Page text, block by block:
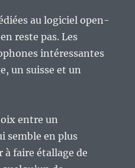
au logiciel open-
reste pas. Les
intéressantes
un suisse et un
entre un
semble en plus
faire étallage de